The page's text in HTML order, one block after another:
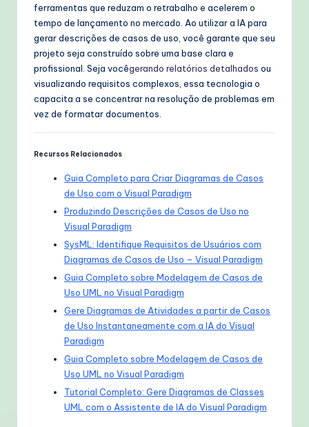
ferramentas que reduzam o retrabalho e acelerem o
tempo de lançamento no mercado. Ao utilizar a IA para
gerar descrições de casos de uso, você garante que seu
projeto seja construído sobre uma base clara e
profissional. Seja vocêgerando relatórios detalhados ou
visualizando requisitos complexos, essa tecnologia o
capacita a se concentrar na resolução de problemas em
vez de formatar documentos.
Recursos Relacionados
Guia Completo para Criar Diagramas de Casos
de Uso com o Visual Paradigm
Produzindo Descrições de Casos de Uso no
Visual Paradigm
SysML: Identifique Requisitos de Usuários com
Diagramas de Casos de Uso – Visual Paradigm
Guia Completo sobre Modelagem de Casos de
Uso UML no Visual Paradigm
Gere Diagramas de Atividades a partir de Casos
de Uso Instantaneamente com a IA do Visual
Paradigm
Guia Completo sobre Modelagem de Casos de
Uso UML no Visual Paradigm
Tutorial Completo: Gere Diagramas de Classes
UML com o Assistente de IA do Visual Paradigm